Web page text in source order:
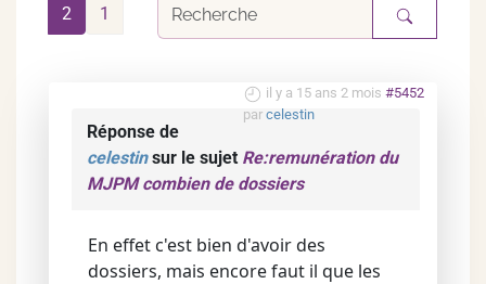
1
2
il y a 15 ans 2 mois #5452
par celestin
Réponse de
celestinsur le sujet Re:remunération du
MJPM combien de dossiers
En effet c'est bien d'avoir des
dossiers, mais encore faut il que les